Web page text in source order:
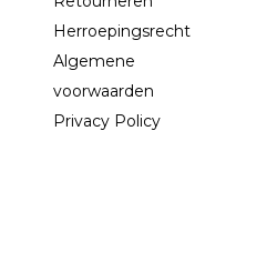
Herroepingsrecht
Algemene
voorwaarden
Privacy Policy